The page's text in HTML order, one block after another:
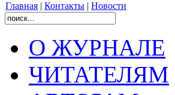
Главная | Контакты | Новости
О ЖУРНАЛЕ
ЧИТАТЕЛЯМ